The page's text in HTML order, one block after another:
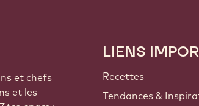
et chefs
et les
Footer
Callebaut
LIENS
Recettes
Tendances &